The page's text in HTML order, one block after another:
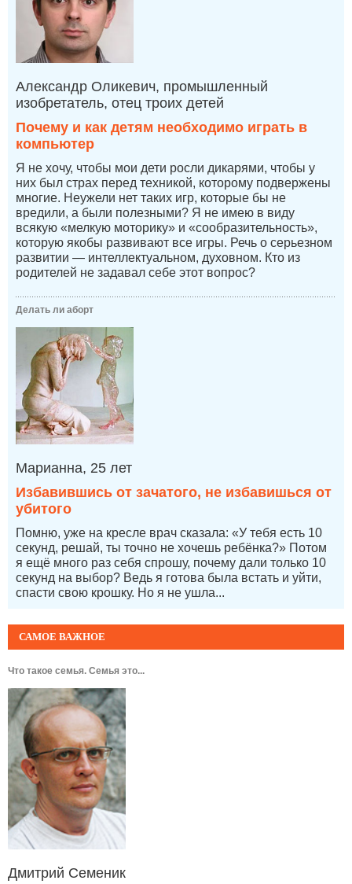
САМОЕ ВАЖНОЕ
Что такое семья. Семья это...
Дмитрий Семеник
Александр Оликевич, промышленный
изобретатель, отец троих детей
Почему и как детям необходимо играть в
компьютер
Я не хочу, чтобы мои дети росли дикарями, чтобы у
них был страх перед техникой, которому подвержены
многие. Неужели нет таких игр, которые бы не
вредили, а были полезными? Я не имею в виду
всякую «мелкую моторику» и «сообразительность»,
которую якобы развивают все игры. Речь о серьезном
развитии — интеллектуальном, духовном. Кто из
родителей не задавал себе этот вопрос?
Делать ли аборт
Марианна, 25 лет
Избавившись от зачатого, не избавишься от
убитого
Помню, уже на кресле врач сказала: «У тебя есть 10
секунд, решай, ты точно не хочешь ребёнка?» Потом
я ещё много раз себя спрошу, почему дали только 10
секунд на выбор? Ведь я готова была встать и уйти,
спасти свою крошку. Но я не ушла...